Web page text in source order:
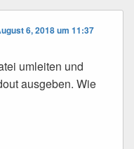
6, 2018 um 11:37
umleiten und
ausgeben. Wie